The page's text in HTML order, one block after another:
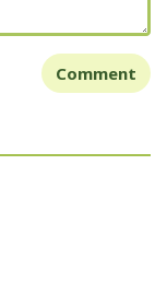
Comment